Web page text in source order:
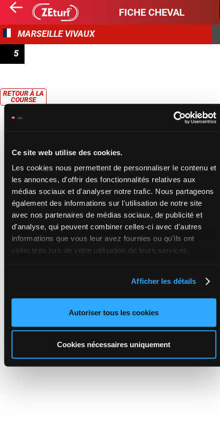
Ce site web utilise des cookies.
Les cookies nous permettent de personnaliser le contenu et
les annonces, d'offrir des fonctionnalités relatives aux
médias sociaux et d'analyser notre trafic. Nous partageons
également des informations sur l'utilisation de notre site
avec nos partenaires de médias sociaux, de publicité et
d'analyse, qui peuvent combiner celles-ci avec d'autres
informations que vous leur avez fournies ou qu'ils ont
collectées lors de votre utilisation de leurs services.
Afficher les détails
Autoriser tous les cookies
Cookies nécessaires uniquement
FICHE CHEVAL
MARSEILLE VIVAUX
5
RETOUR À LA
COURSE